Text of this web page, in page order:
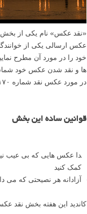
«نقد عکس» نام یکی از
عکس ارسالی یکی از
خود را در مورد آن مطرح
ها و نقد شدن عکس خود
در مورد عکس نقد شماره ۱۷۰ دعوت می کنیم.
قوانین ساده این بخش
دا عکس هایی که بی عیب
کمک کنید
آزادانه هر نصیحتی که می
کاندید این هفته بخش نقد